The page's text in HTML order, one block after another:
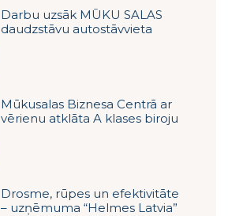
Darbu uzsāk MŪKU SALAS
daudzstāvu autostāvvieta
Mūkusalas Biznesa Centrā ar
vērienu atklāta A klases biroju
Drosme, rūpes un efektivitāte
– uzņēmuma “Helmes Latvia”